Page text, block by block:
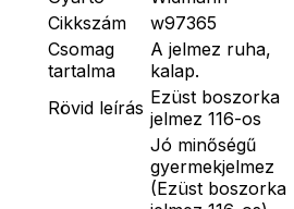
Cikkszám
w97365
Csomag
tartalma
A jelmez ruha,
kalap.
Rövid leírás Ezüst boszorka
jelmez 116-os
Jó minőségű
gyermekjelmez
(Ezüst boszorka